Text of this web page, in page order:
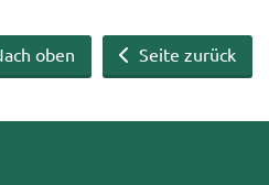
Seite zurück
oben